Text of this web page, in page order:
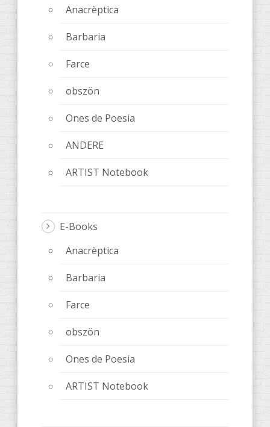
Anacrèptica
Barbaria
Farce
obszön
Ones de Poesia
ANDERE
ARTIST Notebook
E-Books
Anacrèptica
Barbaria
Farce
obszön
Ones de Poesia
ARTIST Notebook